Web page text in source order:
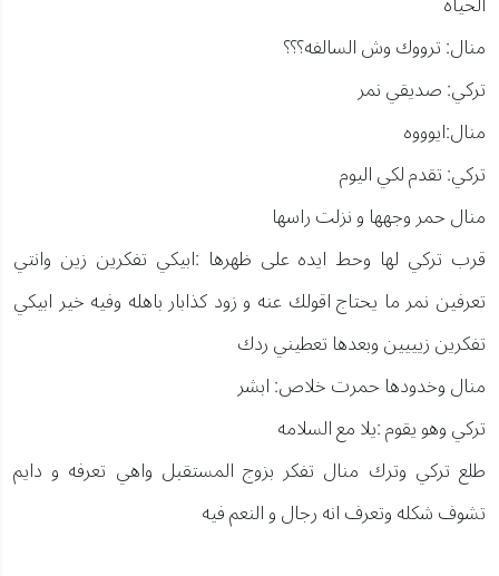
منال: ترووك وش السالفه؟؟؟
تركي: صديقي نمر
منال:ايوووه
تركي: تقدم لكي اليوم
منال حمر وجهها و نزلت راسها
قرب تركي لها وحط ايده على ظهرها :ابيكي تفكرين زين وانتي
تعرفين نمر ما يحتاج اقولك عنه و زود كذابار باهله وفيه خير ابيكي
تفكرين زيييين وبعدها تعطيني ردك
منال وخدودها حمرت خلاص: ابشر
تركي وهو يقوم :يلا مع السلامه
طلع تركي وترك منال تفكر بزوج المستقبل واهي تعرفه و دايم
تشوف شكله وتعرف انه رجال و النعم فيه